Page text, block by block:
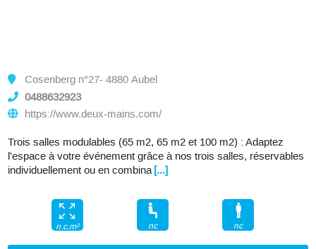
Cosenberg n°27- 4880 Aubel
0488632923
https://www.deux-mains.com/
Trois salles modulables (65 m2, 65 m2 et 100 m2) : Adaptez
l'espace à votre événement grâce à nos trois salles, réservables
individuellement ou en combina[...]
n.c.m² nc nc